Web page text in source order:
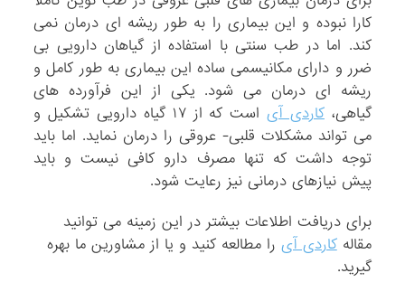
کارا نبوده و این بیماری را به طور ریشه ای درمان نمی
کند. اما در طب سنتی با استفاده از گیاهان دارویی بی
ضرر و دارای مکانیسمی ساده این بیماری به طور کامل و
ریشه ای درمان می شود. یکی از این فرآورده های
گیاهی،کاردی آی
است که از ۱۷ گیاه دارویی تشکیل و
می تواند مشکلات قلبی- عروقی را درمان نماید. اما باید
توجه داشت که تنها مصرف دارو کافی نیست و باید
پیش نیازهای درمانی نیز رعایت شود.
برای دریافت اطلاعات بیشتر در این زمینه می توانید
مقالهکاردی آی را مطالعه کنید و یا از مشاورین ما بهره
گیرید.